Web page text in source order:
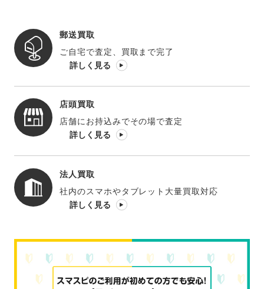
郵送買取
ご自宅で査定、買取まで完了
詳しく見る
店頭買取
店舗にお持込みでその場で査定
詳しく見る
法人買取
社内のスマホやタブレット大量買取対応
詳しく見る